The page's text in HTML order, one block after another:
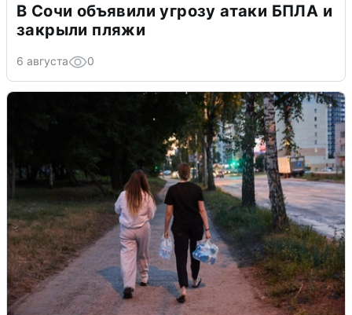
В Сочи объявили угрозу атаки БПЛА и
закрыли пляжи
6 августа 0